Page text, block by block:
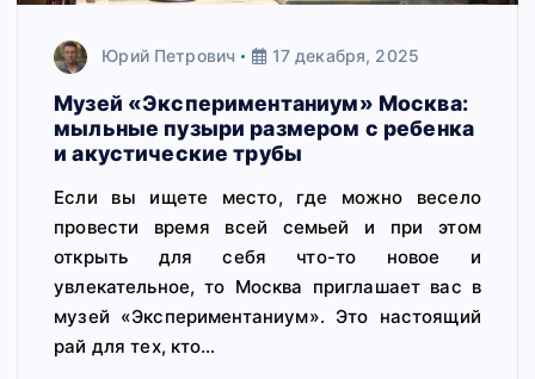
Юрий Петрович 17 декабря, 2025
Музей «Экспериментаниум» Москва:
мыльные пузыри размером с ребенка
и акустические трубы
Если вы ищете место, где можно весело
провести время всей семьей и при этом
открыть для себя что-то новое и
увлекательное, то Москва приглашает вас в
музей «Экспериментаниум». Это настоящий
рай для тех, кто…